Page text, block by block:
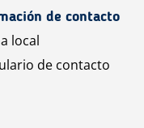
de contacto
local
de contacto